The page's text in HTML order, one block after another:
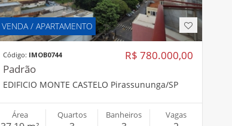
VENDA / APARTAMENTO
R$ 780.000,00
Código: IMOB0744
Padrão
EDIFICIO MONTE CASTELO Pirassununga/SP
Área Quartos Banheiros Vagas